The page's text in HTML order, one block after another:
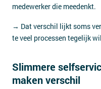
medewerker die meedenkt.
→ Dat verschil lijkt soms
te veel processen tegelijk
Slimmere
maken verschil